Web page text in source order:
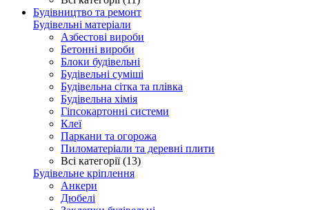
Будівництво та ремонт
Будівельні матеріали
Азбестові вироби
Бетонні вироби
Блоки будівельні
Будівельні суміші
Будівельна сітка та плівка
Будівельна хімія
Гіпсокартонні системи
Клеї
Паркани та огорожа
Пиломатеріали та деревні плити
Всі категорії (13)
Будівельне кріплення
Анкери
Дюбелі